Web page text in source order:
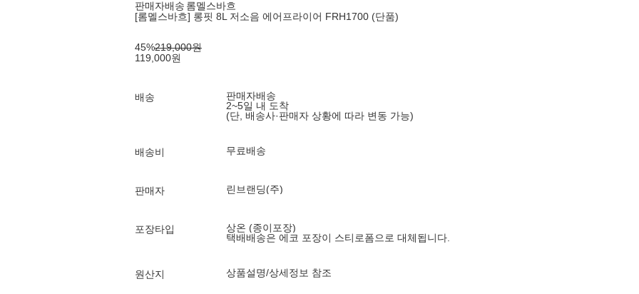
판매자배송 롬멜스바흐
[롬멜스바흐] 롱핏 8L 저소음 에어프라이어 FRH1700 (단품)
45%219,000원
119,000원
배송
판매자배송
2~5일 내 도착
(단, 배송사·판매자 상황에 따라 변동 가능)
배송비 무료배송
판매자 린브랜딩(주)
포장타입
상온 (종이포장)
택배배송은 에코 포장이 스티로폼으로 대체됩니다.
원산지 상품설명/상세정보 참조